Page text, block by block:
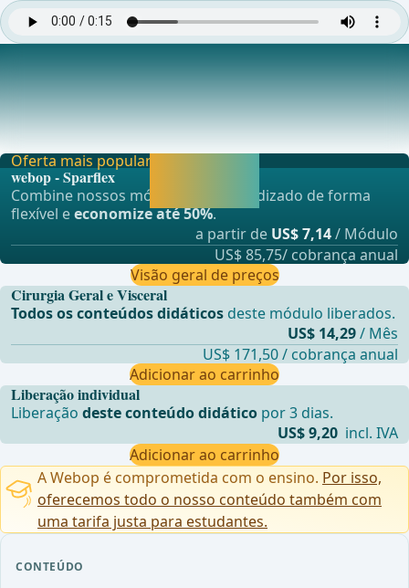
CONTEÚDO
Preparação da Fístula a partir do Tecido Adiposo
Isquioanal
&#xC9; feita uma incis&#xE3;o lateral onde o tecido se
torna mole, significando que n&#xE3;o est&#x
Liberação individual
Liberaçãodeste conteúdo didático por 3 dias.
US$ 9,20 incl. IVA
Adicionar ao carrinho
Oferta mais popular
webop - Sparflex
Combine nossos módulos de aprendizado de forma
flexível eeconomize até 50%.
a partir de US$ 7,14/ Módulo
US$ 85,75/ cobrança anual
Visão geral de preços
Cirurgia Geral e Visceral
Todos os conteúdos didáticos deste módulo liberados.
US$ 14,29/ Mês
US$ 171,50 / cobrança anual
Adicionar ao carrinho
A Webop é comprometida com o ensino. Por isso,
oferecemos todo o nosso conteúdo também com
uma tarifa justa para estudantes.